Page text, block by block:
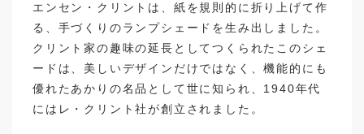
エンセン・クリントは、紙を規則的に折り上げて作
る、手づくりのランプシェードを生み出しました。
クリント家の趣味の延長としてつくられたこのシェ
ードは、美しいデザインだけではなく、機能的にも
優れたあかりの名品として世に知られ、1940年代
にはレ・クリント社が創立されました。